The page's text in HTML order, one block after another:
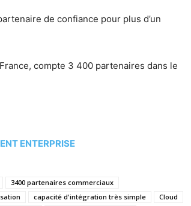
de confiance pour plus d’un
compte 3 400 partenaires dans le
ENTERPRISE
3400 partenaires commerciaux
capacité d'intégration très simple
Cloud